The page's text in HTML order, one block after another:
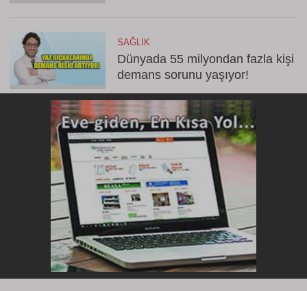
SAĞLIK
Dünyada 55 milyondan fazla kişi
demans sorunu yaşıyor!